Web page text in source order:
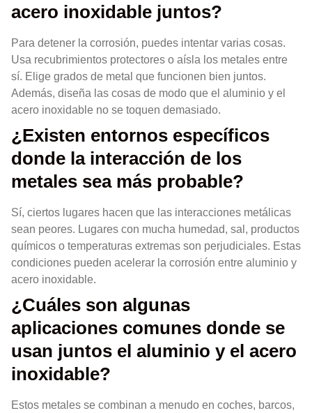
acero inoxidable juntos?
Para detener la corrosión, puedes intentar varias cosas.
Usa recubrimientos protectores o aísla los metales entre
sí. Elige grados de metal que funcionen bien juntos.
Además, diseña las cosas de modo que el aluminio y el
acero inoxidable no se toquen demasiado.
¿Existen entornos específicos
donde la interacción de los
metales sea más probable?
Sí, ciertos lugares hacen que las interacciones metálicas
sean peores. Lugares con mucha humedad, sal, productos
químicos o temperaturas extremas son perjudiciales. Estas
condiciones pueden acelerar la corrosión entre aluminio y
acero inoxidable.
¿Cuáles son algunas
aplicaciones comunes donde se
usan juntos el aluminio y el acero
inoxidable?
Estos metales se combinan a menudo en coches, barcos,